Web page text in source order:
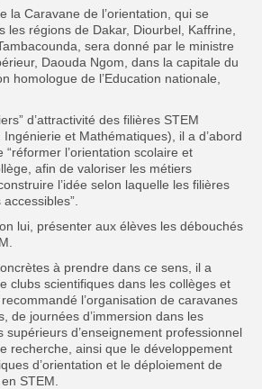
la Caravane de l’orientation, qui se
les régions de Dakar, Diourbel, Kaffrine,
sera donné par le ministre
Daouda Ngom, dans la capitale du
homologue de l’Education nationale,
d’attractivité des filières STEM
et Mathématiques), il a d’abord
“réformer l’orientation scolaire et
afin de valoriser les métiers
l’idée selon laquelle les filières
lui, présenter aux élèves les débouchés
à prendre dans ce sens, il a
clubs scientifiques dans les collèges et
l’organisation de caravanes
de journées d’immersion dans les
supérieurs d’enseignement professionnel
recherche, ainsi que le développement
d’orientation et le déploiement de
STEM.